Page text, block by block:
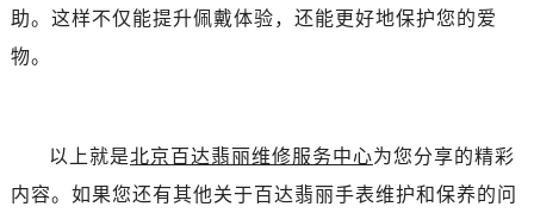
助。这样不仅能提升佩戴体验，还能更好地保护您的爱
物。
以上就是北京百达翡丽维修服务中心为您分享的精彩
内容。如果您还有其他关于百达翡丽手表维护和保养的问